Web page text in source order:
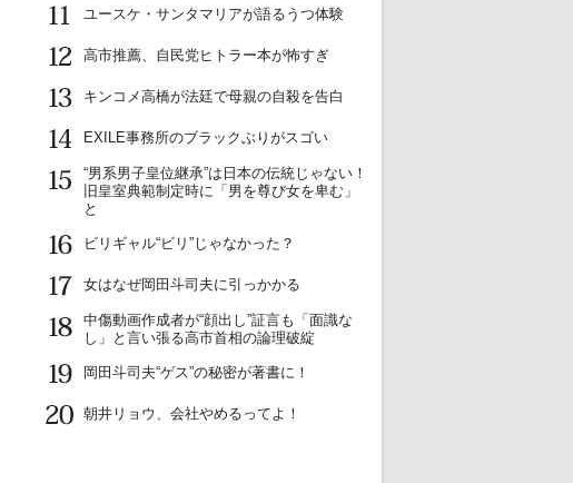
11
ユースケ・サンタマリアが語るうつ体験
12
高市推薦、自民党ヒトラー本が怖すぎ
13
キンコメ高橋が法廷で母親の自殺を告白
14
EXILE事務所のブラックぶりがスゴい
15
“男系男子皇位継承”は日本の伝統じゃない！
旧皇室典範制定時に「男を尊び女を卑む」
と
16
ビリギャル“ビリ”じゃなかった？
17
女はなぜ岡田斗司夫に引っかかる
18
中傷動画作成者が“顔出し”証言も「面識な
し」と言い張る高市首相の論理破綻
19
岡田斗司夫“ゲス”の秘密が著書に！
20
朝井リョウ、会社やめるってよ！